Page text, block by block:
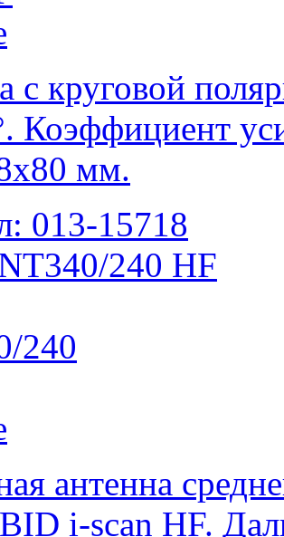
с круговой
Коэффициент
мм.
013-15718
240 HF
антенна
i-scan HF.